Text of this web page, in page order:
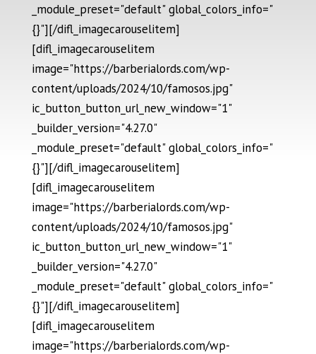
_module_preset="default" global_colors_info="
{}"][/difl_imagecarouselitem]
[difl_imagecarouselitem
image="https://barberialords.com/wp-
content/uploads/2024/10/famosos.jpg"
ic_button_button_url_new_window="1"
_builder_version="4.27.0"
_module_preset="default" global_colors_info="
{}"][/difl_imagecarouselitem]
[difl_imagecarouselitem
image="https://barberialords.com/wp-
content/uploads/2024/10/famosos.jpg"
ic_button_button_url_new_window="1"
_builder_version="4.27.0"
_module_preset="default" global_colors_info="
{}"][/difl_imagecarouselitem]
[difl_imagecarouselitem
image="https://barberialords.com/wp-